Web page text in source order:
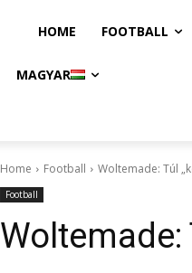
HOME FOOTBALL
MAGYAR
Home Football Woltemade: Túl
Football
Woltemade: